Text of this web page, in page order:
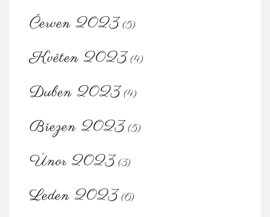
Červen 2023 (5)
Květen 2023 (4)
Duben 2023 (4)
Březen 2023 (5)
Únor 2023 (3)
Leden 2023 (6)